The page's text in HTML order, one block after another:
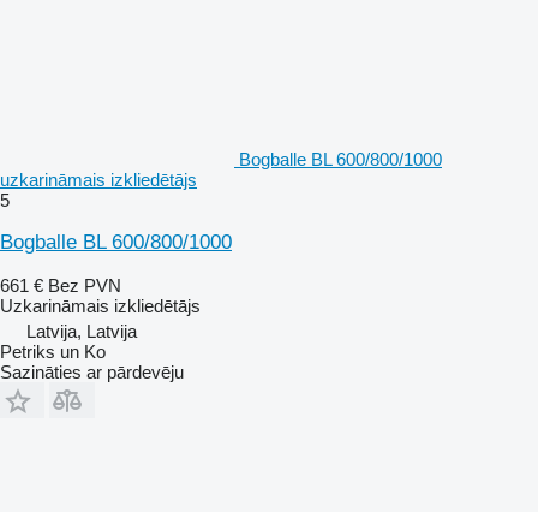
Bogballe BL 600/800/1000
uzkarināmais izkliedētājs
5
Bogballe BL 600/800/1000
661 € Bez PVN
Uzkarināmais izkliedētājs
Latvija, Latvija
Petriks un Ko
Sazināties ar pārdevēju